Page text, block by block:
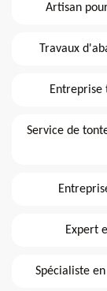
Artisan
Travaux
Entreprise
Service de
Expert
Spécialiste